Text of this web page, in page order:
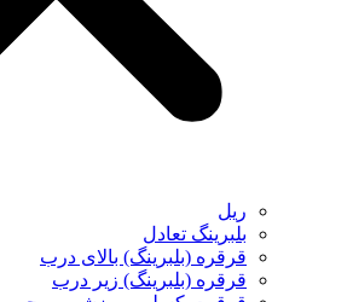
ریل
بلبرینگ تعادل
قرقره (بلبرینگ) بالای درب
قرقره (بلبرینگ) زیر درب